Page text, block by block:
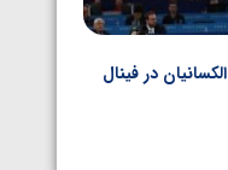
در فینال